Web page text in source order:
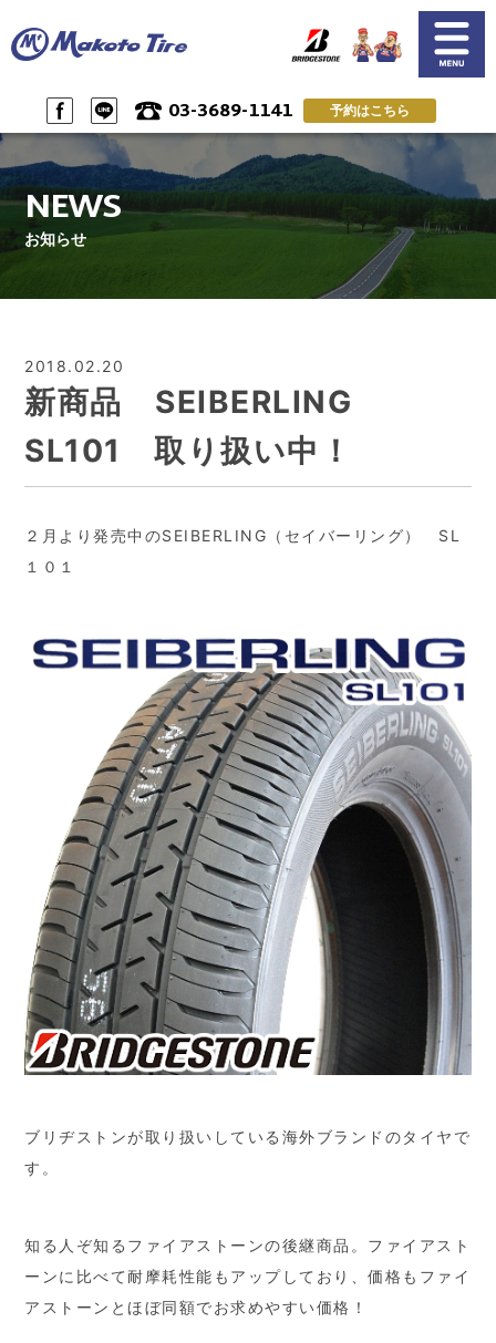
03-3689-1141 予約はこちら
SERVICE
サービス案内 お知らせ一覧
CUSTOMER'S VOICE
お客様の声
SHOP INFO & ACSESS
店舗情報&アクセス
プライバシーポリシー
RESERVE by LINE
LINEで予約
NEWS
お知らせ
2018.02.20
新商品 SEIBERLING
SL101 取り扱い中！
２月より発売中のSEIBERLING（セイバーリング） SL
１０１
ブリヂストンが取り扱いしている海外ブランドのタイヤで
す。
知る人ぞ知るファイアストーンの後継商品。ファイアスト
ーンに比べて耐摩耗性能もアップしており、価格もファイ
アストーンとほぼ同額でお求めやすい価格！